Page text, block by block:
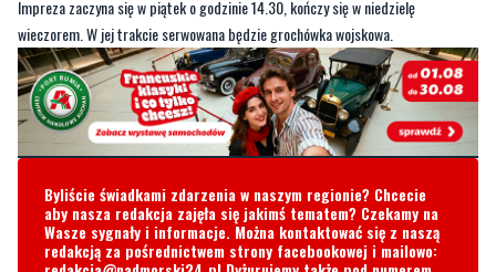
Byliście świadkami zdarzenia w naszym regionie? Chcecie
aby nasza redakcja zajęła się jakimś tematem? Czekamy na
Wasze sygnały i informacje. Można kontaktować się z naszą
redakcja@nadmorski24.plDyżurujemy także pod numerem
telefonu729 715 670.